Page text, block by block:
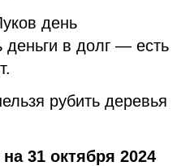
день
деньги в долг — есть
рубить деревья
31 октября 2024